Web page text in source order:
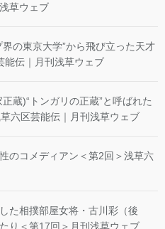
草ウェブ
界の東京大学”から飛び立った天才
能伝｜月刊浅草ウェブ
蔵)“トンガリの正蔵”と呼ばれた
六区芸能伝｜月刊浅草ウェブ
のコメディアン＜第2回＞浅草六
た相撲部屋女将・古川彩（後
り＜第17回＞月刊浅草ウェブ